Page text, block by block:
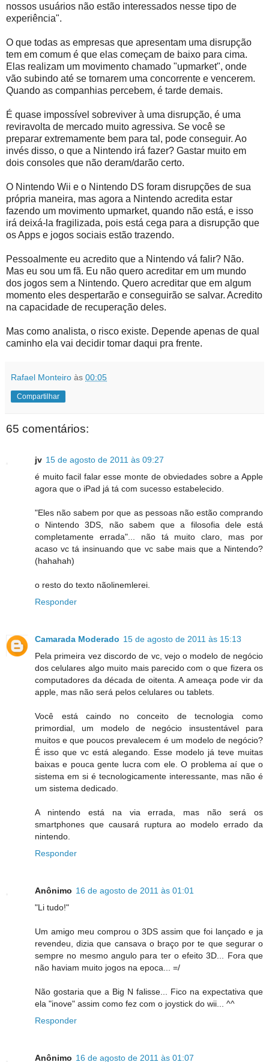
nossos usuários não estão interessados nesse tipo de
experiência".
O que todas as empresas que apresentam uma disrupção
tem em comum é que elas começam de baixo para cima.
Elas realizam um movimento chamado "upmarket", onde
vão subindo até se tornarem uma concorrente e vencerem.
Quando as companhias percebem, é tarde demais.
É quase impossível sobreviver à uma disrupção, é uma
reviravolta de mercado muito agressiva. Se você se
preparar extremamente bem para tal, pode conseguir. Ao
invés disso, o que a Nintendo irá fazer? Gastar muito em
dois consoles que não deram/darão certo.
O Nintendo Wii e o Nintendo DS foram disrupções de sua
própria maneira, mas agora a Nintendo acredita estar
fazendo um movimento upmarket, quando não está, e isso
irá deixá-la fragilizada, pois está cega para a disrupção que
os Apps e jogos sociais estão trazendo.
Pessoalmente eu acredito que a Nintendo vá falir? Não.
Mas eu sou um fã. Eu não quero acreditar em um mundo
dos jogos sem a Nintendo. Quero acreditar que em algum
momento eles despertarão e conseguirão se salvar. Acredito
na capacidade de recuperação deles.
Mas como analista, o risco existe. Depende apenas de qual
caminho ela vai decidir tomar daqui pra frente.
Rafael Monteiro às 00:05
Compartilhar
65 comentários:
jv 15 de agosto de 2011 às 09:27
é muito facil falar esse monte de obviedades sobre a Apple
agora que o iPad já tá com sucesso estabelecido.
"Eles não sabem por que as pessoas não estão comprando
o Nintendo 3DS, não sabem que a filosofia dele está
completamente errada"... não tá muito claro, mas por
acaso vc tá insinuando que vc sabe mais que a Nintendo?
(hahahah)
o resto do texto nãolinemlerei.
Responder
Camarada Moderado 15 de agosto de 2011 às 15:13
Pela primeira vez discordo de vc, vejo o modelo de negócio
dos celulares algo muito mais parecido com o que fizera os
computadores da década de oitenta. A ameaça pode vir da
apple, mas não será pelos celulares ou tablets.
Você está caindo no conceito de tecnologia como
primordial, um modelo de negócio insustentável para
muitos e que poucos prevalecem é um modelo de negócio?
É isso que vc está alegando. Esse modelo já teve muitas
baixas e pouca gente lucra com ele. O problema aí que o
sistema em si é tecnologicamente interessante, mas não é
um sistema dedicado.
A nintendo está na via errada, mas não será os
smartphones que causará ruptura ao modelo errado da
nintendo.
Responder
Anônimo 16 de agosto de 2011 às 01:01
"Li tudo!"
Um amigo meu comprou o 3DS assim que foi lançado e ja
revendeu, dizia que cansava o braço por te que segurar o
sempre no mesmo angulo para ter o efeito 3D... Fora que
não haviam muito jogos na epoca... =/
Não gostaria que a Big N falisse... Fico na expectativa que
ela "inove" assim como fez com o joystick do wii... ^^
Responder
Anônimo 16 de agosto de 2011 às 01:07